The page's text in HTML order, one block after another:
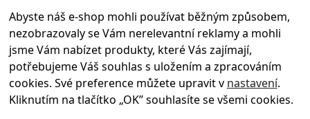
Infolinka
Po - Pá 9.00 - 17.00
+420469 621 252
Kontakty
Kariéra
Abyste náš e-shop mohli používat běžným způsobem,
nezobrazovaly se Vám nerelevantní reklamy a mohli
jsme Vám nabízet produkty, které Vás zajímají,
potřebujeme Váš souhlas s uložením a zpracováním
cookies. Své preference můžete upravit v nastavení.
Kliknutím na tlačítko „OK” souhlasíte se všemi cookies.